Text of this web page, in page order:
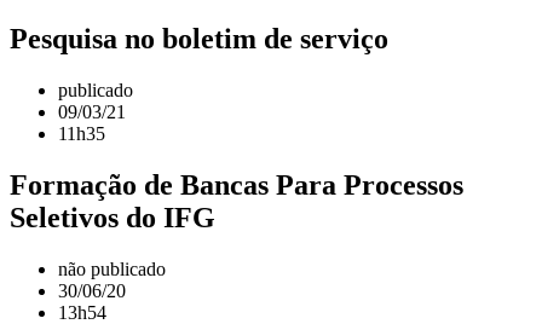
Pesquisa no boletim de serviço
publicado
09/03/21
11h35
Formação de Bancas Para Processos
Seletivos do IFG
não publicado
30/06/20
13h54